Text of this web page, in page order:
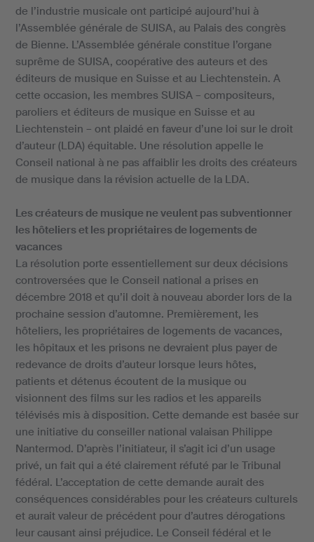
de l’industrie musicale ont participé aujourd’hui à
l’Assemblée générale de SUISA, au Palais des congrès
de Bienne. L’Assemblée générale constitue l’organe
suprême de SUISA, coopérative des auteurs et des
éditeurs de musique en Suisse et au Liechtenstein. A
cette occasion, les membres SUISA – compositeurs,
paroliers et éditeurs de musique en Suisse et au
Liechtenstein – ont plaidé en faveur d’une loi sur le droit
d’auteur (LDA) équitable. Une résolution appelle le
Conseil national à ne pas affaiblir les droits des créateurs
de musique dans la révision actuelle de la LDA.
Les créateurs de musique ne veulent pas subventionner
les hôteliers et les propriétaires de logements de
vacances
La résolution porte essentiellement sur deux décisions
controversées que le Conseil national a prises en
décembre 2018 et qu’il doit à nouveau aborder lors de la
prochaine session d’automne. Premièrement, les
hôteliers, les propriétaires de logements de vacances,
les hôpitaux et les prisons ne devraient plus payer de
redevance de droits d’auteur lorsque leurs hôtes,
patients et détenus écoutent de la musique ou
visionnent des films sur les radios et les appareils
télévisés mis à disposition. Cette demande est basée sur
une initiative du conseiller national valaisan Philippe
Nantermod. D’après l’initiateur, il s’agit ici d’un usage
privé, un fait qui a été clairement réfuté par le Tribunal
fédéral. L’acceptation de cette demande aurait des
conséquences considérables pour les créateurs culturels
et aurait valeur de précédent pour d’autres dérogations
leur causant ainsi préjudice. Le Conseil fédéral et le